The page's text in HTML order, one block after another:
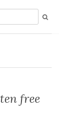
free